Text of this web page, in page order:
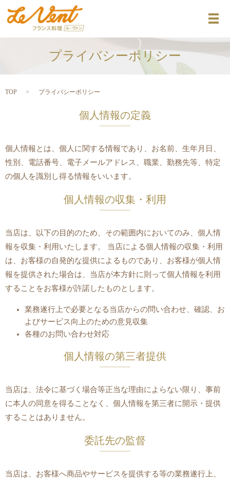
メ
プライバシーポリシー
TOP プライバシーポリシー
個人情報の定義
個人情報とは、個人に関する情報であり、お名前、生年月日、
性別、電話番号、電子メールアドレス、職業、勤務先等、特定
の個人を識別し得る情報をいいます。
個人情報の収集・利用
当店は、以下の目的のため、その範囲内においてのみ、個人情
報を収集・利用いたします。 当店による個人情報の収集・利用
は、お客様の自発的な提供によるものであり、お客様が個人情
報を提供された場合は、当店が本方針に則って個人情報を利用
することをお客様が許諾したものとします。
業務遂行上で必要となる当店からの問い合わせ、確認、お
よびサービス向上のための意見収集
各種のお問い合わせ対応
個人情報の第三者提供
当店は、法令に基づく場合等正当な理由によらない限り、事前
に本人の同意を得ることなく、個人情報を第三者に開示・提供
することはありません。
委託先の監督
当店は、お客様へ商品やサービスを提供する等の業務遂行上、